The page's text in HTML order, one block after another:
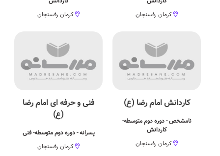
کرمان رفسنجان
کرمان رفسنجان
کاردانش امام رضا (ع)
نامشخص - دوره دوم متوسطه-
کاردانش
کرمان رفسنجان
فنی و حرفه ای امام رضا
(ع)
پسرانه - دوره دوم متوسطه- فنی
کرمان رفسنجان